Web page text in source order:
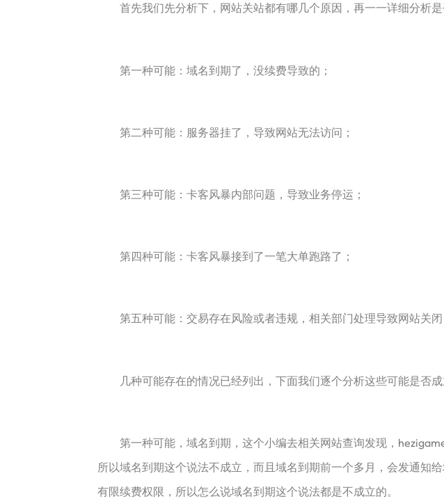
首先我们先分析下，网站关站都有哪几个原因，再一一详细分析是
第一种可能：域名到期了，没续费导致的；
第二种可能：服务器挂了，导致网站无法访问；
第三种可能：卡客风暴内部问题，导致业务停运；
第四种可能：卡客风暴接到了一笔大单跑路了；
第五种可能：交易存在风险或者违规，相关部门处理导致网站关闭
几种可能存在的情况已经列出，下面我们逐个分析这些可能是否成
第一种可能，域名到期，这个小编去相关网站查询发现，
所以域名到期这个说法不成立，而且域名到期前一个多月，会发通知
有限续费权限，所以怎么说域名到期这个说法都是不成立的。